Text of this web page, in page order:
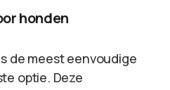
honden
de meest eenvoudige
optie. Deze